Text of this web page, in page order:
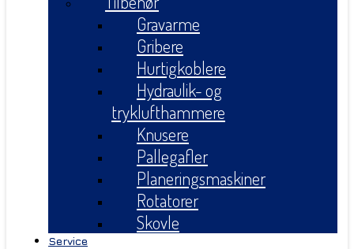
Gravarme
Gribere
Hurtigkoblere
Hydraulik- og
tryklufthammere
Knusere
Pallegafler
Planeringsmaskiner
Rotatorer
Skovle
Service